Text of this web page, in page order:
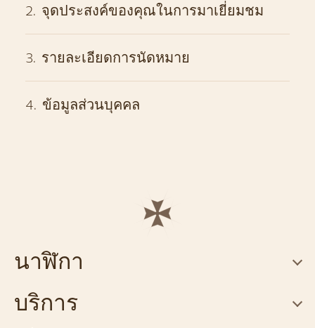
2. จุดประสงค์ของคุณในการมาเยี่ยมชม
3. รายละเอียดการนัดหมาย
4. ข้อมูลส่วนบุคคล
นาฬิกา
บริการ